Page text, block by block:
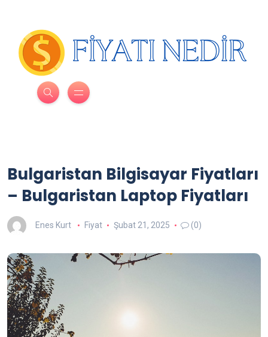
Bulgaristan Bilgisayar Fiyatları
– Bulgaristan Laptop Fiyatları
Enes Kurt Fiyat Şubat 21, 2025 (0)